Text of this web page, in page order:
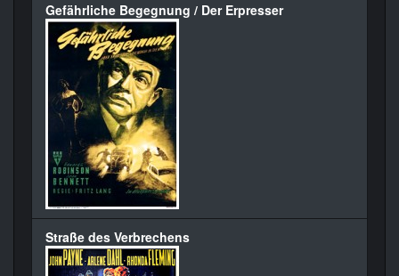
Gefährliche Begegnung / Der Erpresser
Straße des Verbrechens